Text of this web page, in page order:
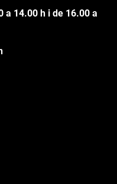
a 14.00 h i de 16.00 a